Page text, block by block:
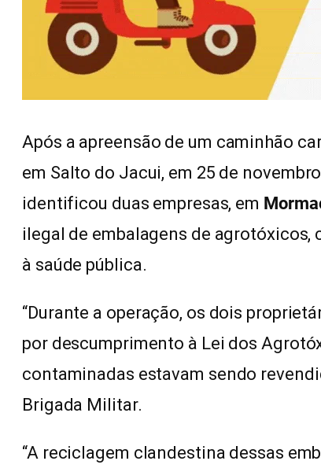
Após a apreensão de um caminhão
em Salto do Jacui, em 25 de
identificou duas empresas, em
ilegal de embalagens de
à saúde pública.
“Durante a operação, os dois
por descumprimento à Lei dos
contaminadas estavam sendo
Brigada Militar.
“A reciclagem clandestina dessas